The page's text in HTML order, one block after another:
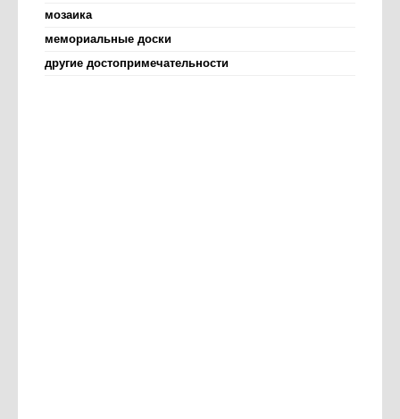
мозаика
мемориальные доски
другие достопримечательности